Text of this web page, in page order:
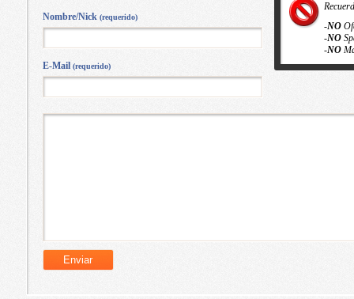
-NO
-NO
-NO
Nombre/Nick (requerido)
E-Mail (requerido)